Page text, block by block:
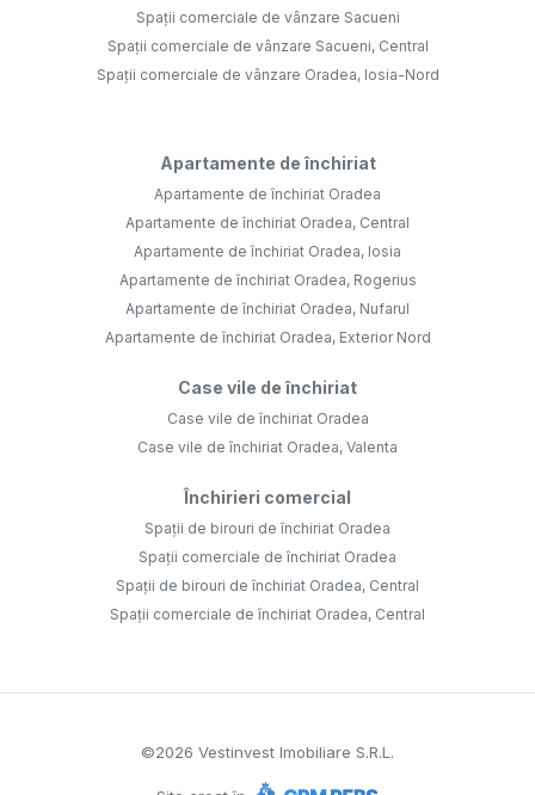
Spații comerciale de vânzare Sacueni
Spații comerciale de vânzare Sacueni, Central
Spații comerciale de vânzare Oradea, Iosia-Nord
Apartamente de închiriat
Apartamente de închiriat Oradea
Apartamente de închiriat Oradea, Central
Apartamente de închiriat Oradea, Iosia
Apartamente de închiriat Oradea, Rogerius
Apartamente de închiriat Oradea, Nufarul
Apartamente de închiriat Oradea, Exterior Nord
Case vile de închiriat
Case vile de închiriat Oradea
Case vile de închiriat Oradea, Valenta
Închirieri comercial
Spații de birouri de închiriat Oradea
Spații comerciale de închiriat Oradea
Spații de birouri de închiriat Oradea, Central
Spații comerciale de închiriat Oradea, Central
©2026 Vestinvest Imobiliare S.R.L.